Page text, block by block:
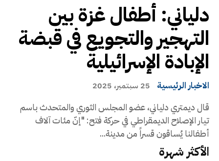
دلياني: أطفال غزة بين
التهجير والتجويع في قبضة
الإبادة الإسرائيلية
الاخبار الرئيسية 25 سبتمبر، 2025
قال ديمتري دلياني، عضو المجلس الثوري والمتحدث باسم
تيار الإصلاح الديمقراطي في حركة فتح: "إنّ مئات آلاف
أطفالنا يُساقون قسراً من مدينة...
الأكثر شهرة